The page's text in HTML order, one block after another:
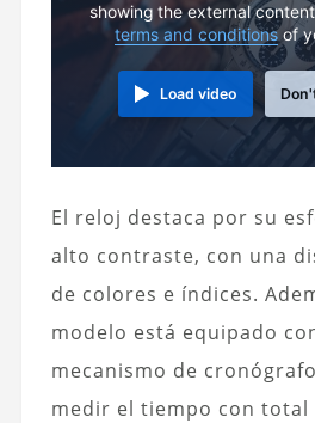
showing the external
terms and conditionsof
Load video
El reloj destaca por su
alto contraste, con una
de colores e índices.
modelo está equipado
mecanismo de
medir el tiempo con total